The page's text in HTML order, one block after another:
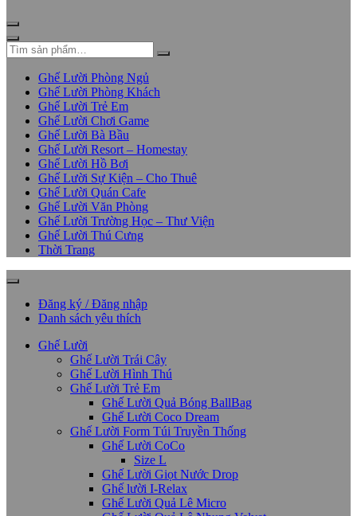
Ghế Lười Phòng Ngủ
Ghế Lười Phòng Khách
Ghế Lười Trẻ Em
Ghế Lười Chơi Game
Ghế Lười Bà Bầu
Ghế Lười Resort – Homestay
Ghế Lười Hồ Bơi
Ghế Lười Sự Kiện – Cho Thuê
Ghế Lười Quán Cafe
Ghế Lười Văn Phòng
Ghế Lười Trường Học – Thư Viện
Ghế Lười Thú Cưng
Thời Trang
Đăng ký / Đăng nhập
Danh sách yêu thích
Ghế Lười
Ghế Lười Trái Cây
Ghế Lười Hình Thú
Ghế Lười Trẻ Em
Ghế Lười Quả Bóng BallBag
Ghế Lười Coco Dream
Ghế Lười Form Túi Truyền Thống
Ghế Lười CoCo
Size L
Ghế Lười Giọt Nước Drop
Ghế lười I-Relax
Ghế Lười Quả Lê Micro